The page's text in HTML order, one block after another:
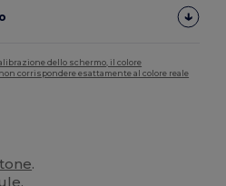
dello schermo, il colore
corrispondere esattamente al colore reale
.